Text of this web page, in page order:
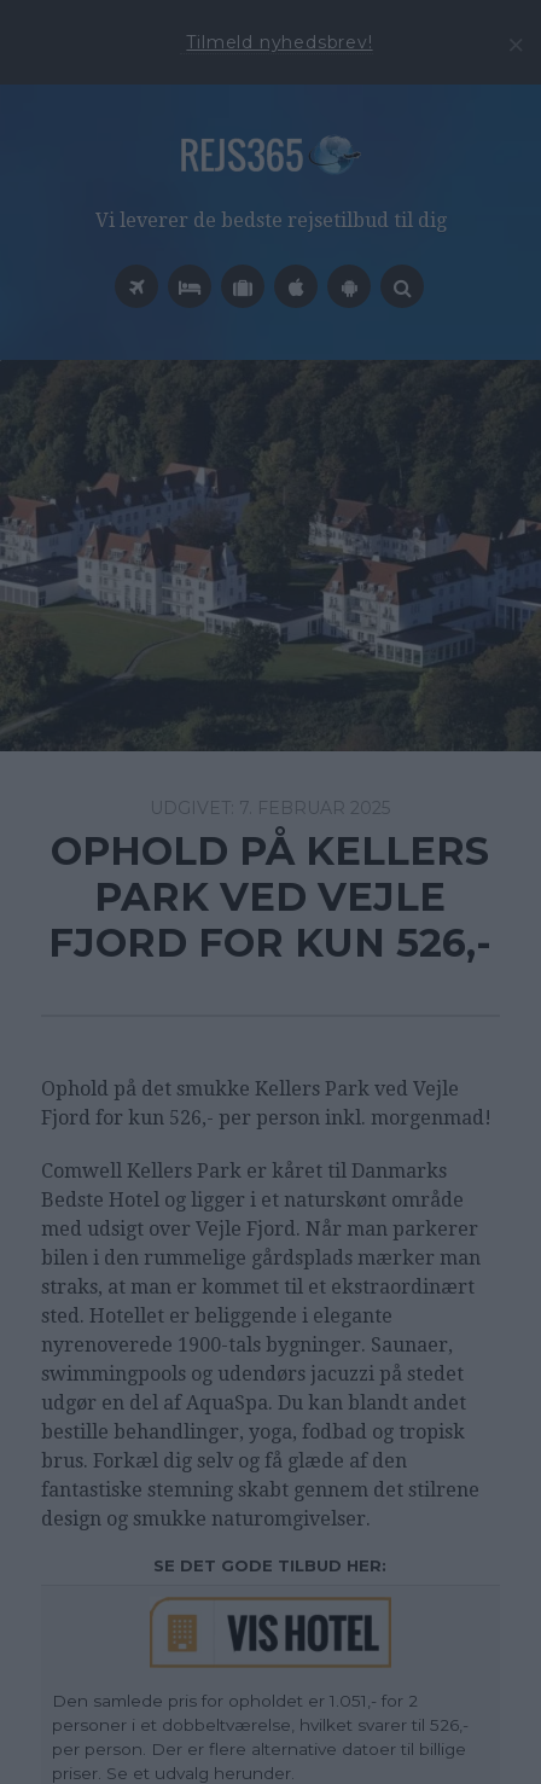
Tilmeld nyhedsbrev!
Vi leverer de bedste rejsetilbud til dig
7. FEBRUAR 2025
OPHOLD PÅ KELLERS
PARK VED VEJLE
FJORD FOR KUN 526,-
Ophold på det smukke Kellers Park ved Vejle
Fjord for kun 526,- per person inkl. morgenmad!
Comwell Kellers Park er kåret til Danmarks
Bedste Hotel og ligger i et naturskønt område
med udsigt over Vejle Fjord. Når man parkerer
bilen i den rummelige gårdsplads mærker man
straks, at man er kommet til et ekstraordinært
sted. Hotellet er beliggende i elegante
nyrenoverede 1900-tals bygninger. Saunaer,
swimmingpools og udendørs jacuzzi på stedet
udgør en del af AquaSpa. Du kan blandt andet
bestille behandlinger, yoga, fodbad og tropisk
brus. Forkæl dig selv og få glæde af den
fantastiske stemning skabt gennem det stilrene
design og smukke naturomgivelser.
SE DET GODE TILBUD HER:
Den samlede pris for opholdet er 1.051,- for 2
personer i et dobbeltværelse, hvilket svarer til 526,-
per person. Der er flere alternative datoer til billige
priser. Se et udvalg herunder.